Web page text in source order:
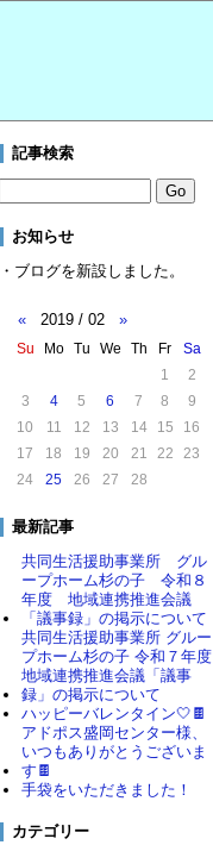
記事検索
お知らせ
・ブログを新設しました。
« 2019 / 02 »
Su Mo Tu We Th Fr
Sa
1
2
3
4 5 6 7 8
9
10
11 12 13 14 15
16
17
18 19 20 21 22
23
24
25 26 27 28
最新記事
共同生活援助事業所 グル
ープホーム杉の子 令和８
年度 地域連携推進会議
「議事録」の掲示について
共同生活援助事業所 グルー
プホーム杉の子 令和７年度
地域連携推進会議「議事
録」の掲示について
ハッピーバレンタイン🤍🍫
アドポス盛岡センター様、
いつもありがとうございま
す🍫
手袋をいただきました！
カテゴリー